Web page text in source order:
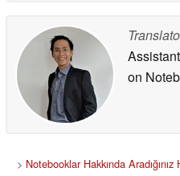
Assistant
on
> Notebooklar Hakkında Aradığınız